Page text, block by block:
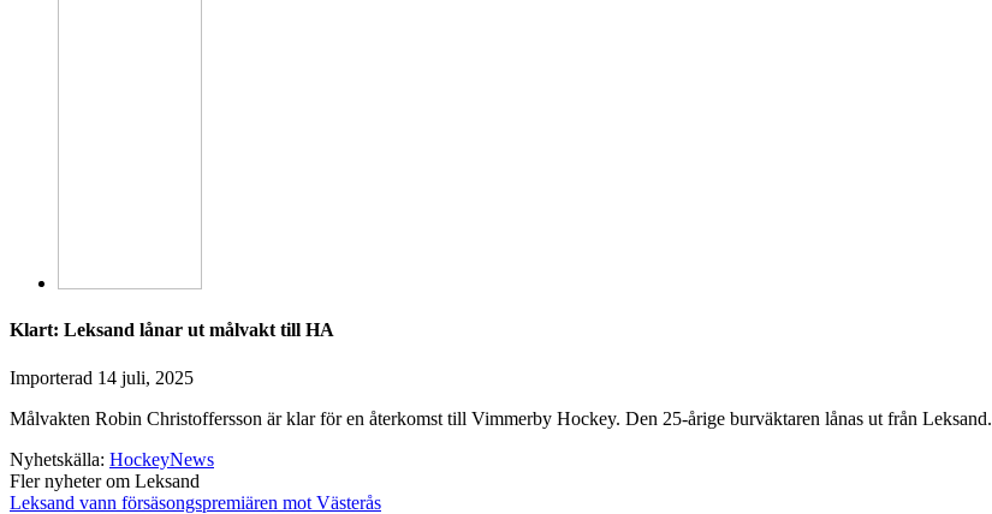
Klart: Leksand lånar ut målvakt till HA
Importerad 14 juli, 2025
Målvakten Robin Christoffersson är klar för en återkomst till Vimmerby Hockey. Den 25-årige burväktaren lånas ut från Leksand.
Nyhetskälla: HockeyNews
Fler nyheter om Leksand
Leksand vann försäsongspremiären mot Västerås